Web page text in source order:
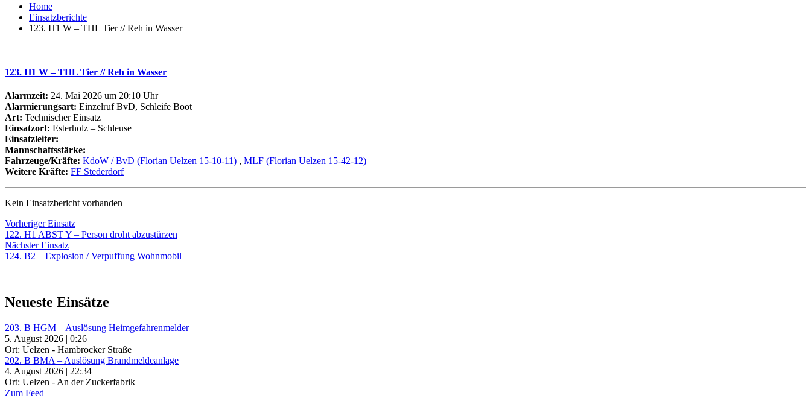
Home
Einsatzberichte
123. H1 W – THL Tier // Reh in Wasser
123. H1 W – THL Tier // Reh in Wasser
Alarmzeit: 24. Mai 2026 um 20:10 Uhr
Alarmierungsart: Einzelruf BvD, Schleife Boot
Art: Technischer Einsatz
Einsatzort: Esterholz – Schleuse
Einsatzleiter:
Mannschaftsstärke:
Fahrzeuge/Kräfte: KdoW / BvD (Florian Uelzen 15-10-11) , MLF (Florian Uelzen 15-42-12)
Weitere Kräfte: FF Stederdorf
Kein Einsatzbericht vorhanden
Beitragsnavigation
Vorheriger EinsatzVorheriger
Einsatz:
122. H1 ABST Y – Person droht abzustürzen
Nächster EinsatzNächster
Einsatz:
124. B2 – Explosion / Verpuffung Wohnmobil
Neueste Einsätze
203. B HGM – Auslösung Heimgefahrenmelder
5. August 2026 | 0:26
Ort: Uelzen - Hambrocker Straße
202. B BMA – Auslösung Brandmeldeanlage
4. August 2026 | 22:34
Ort: Uelzen - An der Zuckerfabrik
Zum Feed